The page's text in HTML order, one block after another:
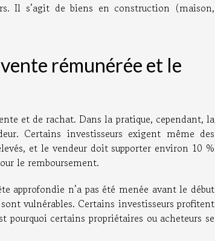
Il s’agit de biens en construction (maison,
rémunérée et le
et de rachat. Dans la pratique, cependant, la
Certains investisseurs exigent même des
et le vendeur doit supporter environ 10 %
le remboursement.
approfondie n’a pas été menée avant le début
vulnérables. Certains investisseurs profitent
pourquoi certains propriétaires ou acheteurs se